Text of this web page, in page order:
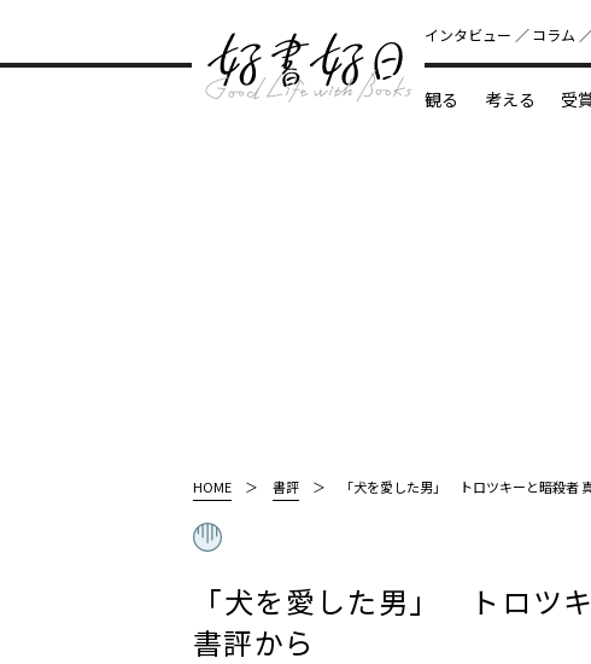
インタビュー コラム
観る 考える 受
HOME 書評 「犬を愛した男」 トロツキーと暗殺者
「犬を愛した男」 トロツ
書評から